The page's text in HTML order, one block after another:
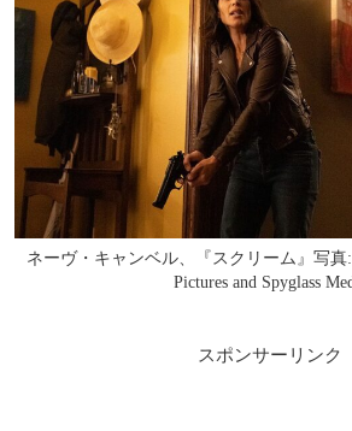
ネーヴ・キャンベル、『スクリーム』写真:
Pictures and Spyglass
スポンサーリンク